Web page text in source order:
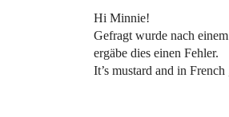
Hi Minnie!
Gefragt wurde nach
ergäbe dies einen Fehler.
It’s mustard and in French